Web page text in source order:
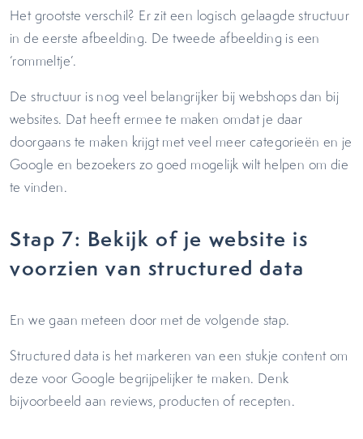
Het grootste verschil? Er zit een logisch gelaagde structuur
in de eerste afbeelding. De tweede afbeelding is een
‘rommeltje’.
De structuur is nog veel belangrijker bij webshops dan bij
websites. Dat heeft ermee te maken omdat je daar
doorgaans te maken krijgt met veel meer categorieën en je
Google en bezoekers zo goed mogelijk wilt helpen om die
te vinden.
Stap 7: Bekijk of je website is
voorzien van structured data
En we gaan meteen door met de volgende stap.
Structured data is het markeren van een stukje content om
deze voor Google begrijpelijker te maken. Denk
bijvoorbeeld aan reviews, producten of recepten.